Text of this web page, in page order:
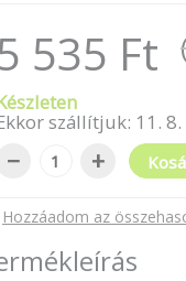
535 Ft
szállítjuk: 11 . 8.
− +
Hozzáadom az